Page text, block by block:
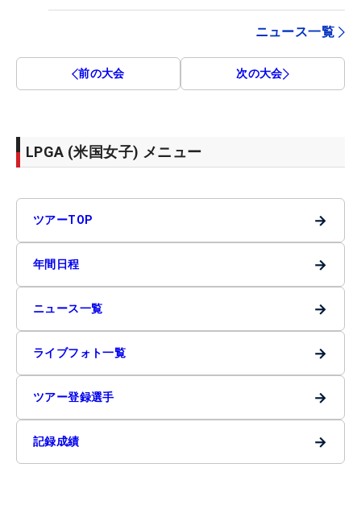
ニュース一覧
前の大会 次の大会
LPGA (米国女子) メニュー
ツアーTOP →
年間日程 →
ニュース一覧 →
ライブフォト一覧 →
ツアー登録選手 →
記録成績 →